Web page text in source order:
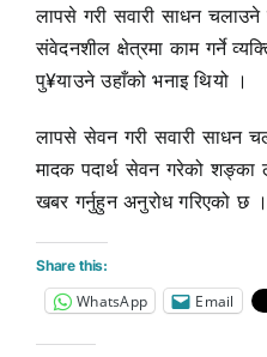
लापसे गरी सवारी साधन
संवेदनशील क्षेत्रमा काम गर्ने
पु¥याउने उहाँको भनाइ थियो ।
लापसे सेवन गरी सवारी साधन
मादक पदार्थ सेवन गरेको शङ्का
खबर गर्नुहुन अनुरोध गरिएको छ
Share this:
WhatsApp Email